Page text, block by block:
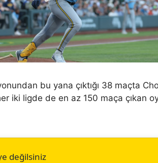
bu yana çıktığı 38 maçta
iki ligde de en az 150 maça çıkan
değilsiniz